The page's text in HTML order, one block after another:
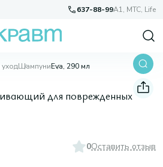
637-88-99A1, МТС, Life
ШампуниEva, 290 мл
для поврежденных
0Оставить отзыв